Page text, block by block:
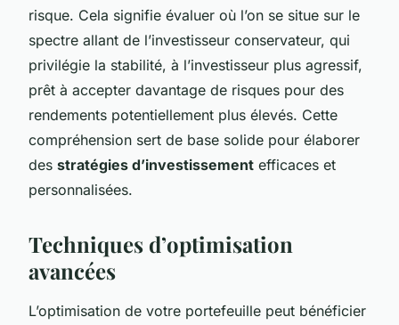
risque. Cela signifie évaluer où l’on se situe sur le
spectre allant de l’investisseur conservateur, qui
privilégie la stabilité, à l’investisseur plus agressif,
prêt à accepter davantage de risques pour des
rendements potentiellement plus élevés. Cette
compréhension sert de base solide pour élaborer
des stratégies d’investissement efficaces et
personnalisées.
Techniques d’optimisation
avancées
L’optimisation de votre portefeuille peut bénéficier